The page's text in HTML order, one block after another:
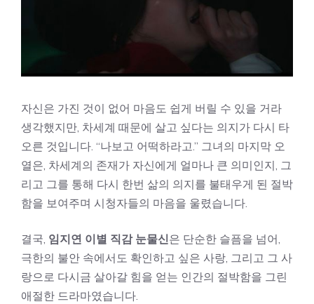
자신은 가진 것이 없어 마음도 쉽게 버릴 수 있을 거라
생각했지만, 차세계 때문에 살고 싶다는 의지가 다시 타
오른 것입니다. “나보고 어떡하라고.” 그녀의 마지막 오
열은, 차세계의 존재가 자신에게 얼마나 큰 의미인지, 그
리고 그를 통해 다시 한번 삶의 의지를 불태우게 된 절박
함을 보여주며 시청자들의 마음을 울렸습니다.
결국, 임지연 이별 직감 눈물신은 단순한 슬픔을 넘어,
극한의 불안 속에서도 확인하고 싶은 사랑, 그리고 그 사
랑으로 다시금 살아갈 힘을 얻는 인간의 절박함을 그린
애절한 드라마였습니다.